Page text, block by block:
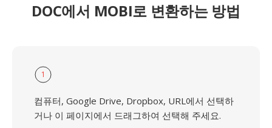
DOC에서 MOBI로 변환하는 방법
1
컴퓨터, Google Drive, Dropbox, URL에서 선택하
거나 이 페이지에서 드래그하여 선택해 주세요.